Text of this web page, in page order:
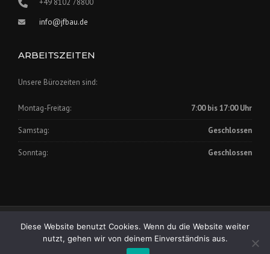
+49 8102 78800
info@jfbau.de
ARBEITSZEITEN
Unsere Bürozeiten sind:
Montag-Freitag: 7:00 bis 17:00 Uhr
Samstag: Geschlossen
Sonntag: Geschlossen
Impressum|Datenschutz
Copyright © 2025 Johann Fischer Bauunternehmung GmbH
Diese Website benutzt Cookies. Wenn du die Website weiter
nutzt, gehen wir von deinem Einverständnis aus.